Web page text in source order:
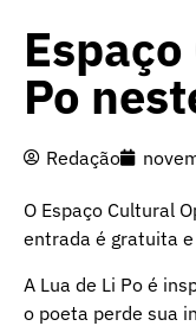
Po
Redação
O Espaço Cultural
entrada é gratuita
A Lua de Li Po é
o poeta perde sua